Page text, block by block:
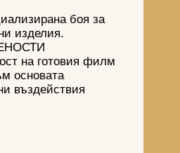
боя за
изделия.
на готовия филм
основата
въздействия